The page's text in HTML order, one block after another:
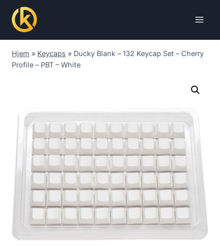
content
Hjem » Keycaps » Ducky Blank – 132 Keycap Set – Cherry
Profile – PBT – White